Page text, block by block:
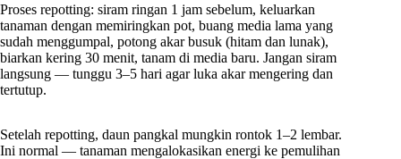
Proses repotting: siram ringan 1 jam sebelum, keluarkan
tanaman dengan memiringkan pot, buang media lama yang
sudah menggumpal, potong akar busuk (hitam dan lunak),
biarkan kering 30 menit, tanam di media baru. Jangan siram
langsung — tunggu 3–5 hari agar luka akar mengering dan
tertutup.
Setelah repotting, daun pangkal mungkin rontok 1–2 lembar.
Ini normal — tanaman mengalokasikan energi ke pemulihan